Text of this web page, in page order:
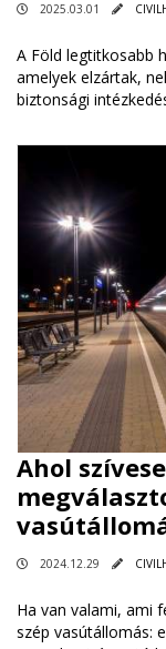
2025.03.01
A Föld legtitkosabb
amelyek elzártak,
biztonsági
Ahol
2024.12.29
Ha van valami, ami
szép vasútállomás: